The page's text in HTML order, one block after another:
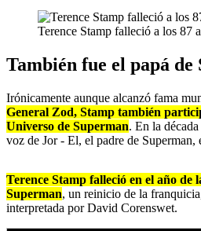
Terence Stamp falleció a los 87
También fue el papá de
Irónicamente aunque alcanzó fama
General Zod, Stamp también
Universo de Superman. En la
voz de Jor - El, el padre de Superman,
Terence Stamp falleció en el año de
Superman, un reinicio de la
interpretada por David Corenswet.